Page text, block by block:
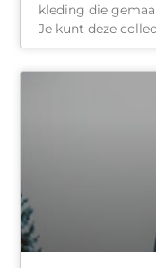
kleding die
Je kunt deze